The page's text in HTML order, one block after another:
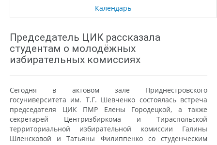
Календарь
Председатель ЦИК рассказала
студентам о молодёжных
избирательных комиссиях
Сегодня в актовом зале Приднестровского
госуниверситета им. Т.Г. Шевченко состоялась встреча
председателя ЦИК ПМР Елены Городецкой, а также
секретарей Центризбиркома и Тираспольской
территориальной избирательной комиссии Галины
Шленсковой и Татьяны Филиппенко со студенческим